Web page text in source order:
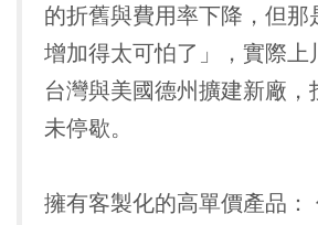
的折舊與費用率下降，但那
增加得太可怕了」，實際上
台灣與美國德州擴建新廠，
未停歇。
擁有客製化的高單價產品：